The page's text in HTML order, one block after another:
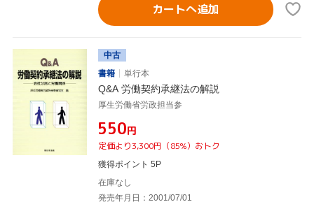
カートへ追加
中古
書籍
単行本
Q&A 労働契約承継法の解説
厚生労働省労政担当参
¥550円
定価より3,300円（85%）おトク
獲得ポイント 5P
在庫なし
発売年月日：2001/07/01